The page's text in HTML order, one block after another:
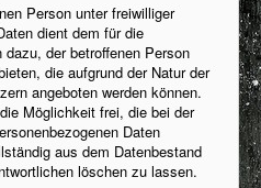
Person unter freiwilliger
dient dem für die
dazu, der betroffenen Person
die aufgrund der Natur der
angeboten werden können.
Möglichkeit frei, die bei der
Daten
aus dem Datenbestand
löschen zu lassen.